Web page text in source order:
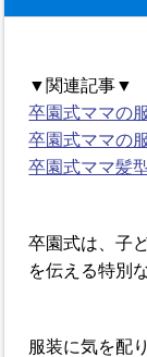
▼関連記事▼
卒園式ママの
卒園式ママの
卒園式ママ髪
卒園式は、子
を伝える特別
服装に気を配